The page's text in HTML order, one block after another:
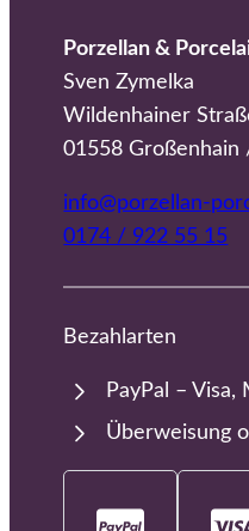
Porzellan &
Sven Zymelka
Wildenhainer
01558 Großenhain
info@porzellan-
0174 / 922 55 15
Bezahlarten
PayPal –
Überweisung